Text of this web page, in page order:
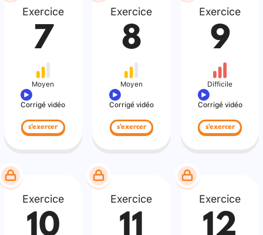
Exercice
7
Moyen
Corrigé vidéo
s'exercer
Exercice
8
Moyen
Corrigé vidéo
s'exercer
Exercice
9
Difficile
Corrigé vidéo
s'exercer
Exercice Exercice Exercice